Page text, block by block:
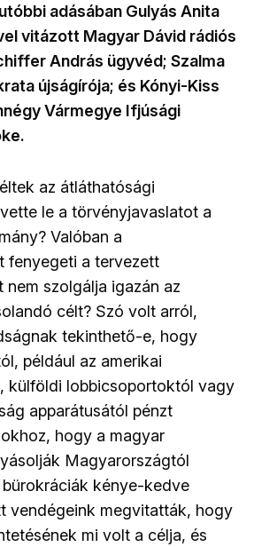
adásában Gulyás Anita
vitázott Magyar Dávid rádiós
András ügyvéd; Szalma
újságírója; és Kónyi-Kiss
Vármegye Ifjúsági
az átláthatósági
le a törvényjavaslatot a
Valóban a
fenyegeti a tervezett
nem szolgálja igazán az
célt? Szó volt arról,
tekinthető-e, hogy
például az amerikai
külföldi lobbicsoportoktól vagy
apparátusától pénzt
hogy a magyar
Magyarországtól
kénye-kedve
vendégeink megvitatták, hogy
mi volt a célja, és